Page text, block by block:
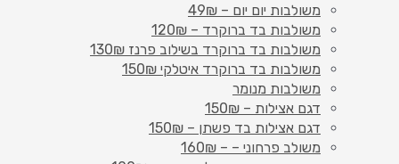
משולבות יום יום – 49₪
משולבות בד ברוקרד – 120₪
משולבות בד ברוקרד בשילוב פרנז 130₪
משולבות בד ברוקרד איטלקי 150₪
משולבות מנומר
דגם אצילות – 150₪
דגם אצילות בד פשתן – 150₪
משולב פרחוני – – 160₪